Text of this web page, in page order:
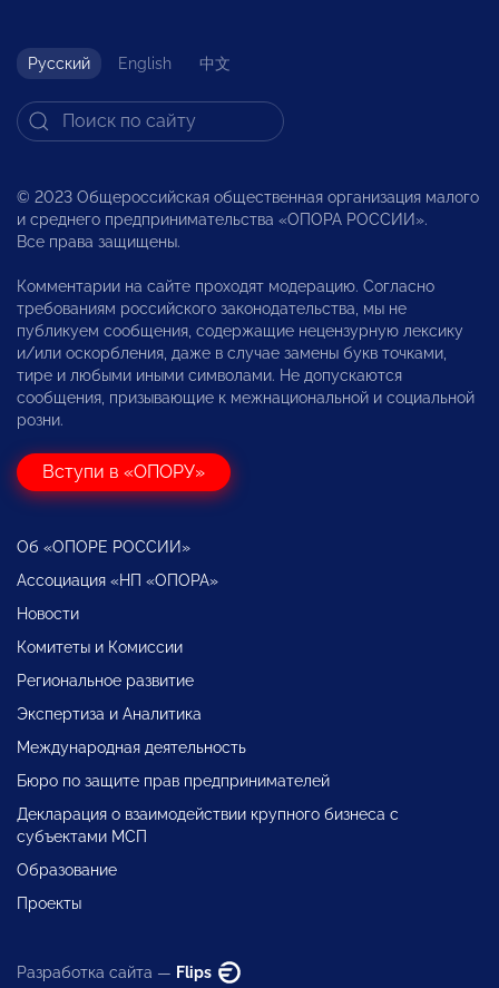
Русский English 中文
© 2023 Общероссийская общественная организация малого
и среднего предпринимательства «ОПОРА РОССИИ».
Все права защищены.
Комментарии на сайте проходят модерацию. Согласно
требованиям российского законодательства, мы не
публикуем сообщения, содержащие нецензурную лексику
и/или оскорбления, даже в случае замены букв точками,
тире и любыми иными символами. Не допускаются
сообщения, призывающие к межнациональной и социальной
розни.
Вступи в «ОПОРУ»
Об «ОПОРЕ РОССИИ»
Ассоциация «НП «ОПОРА»
Новости
Комитеты и Комиссии
Региональное развитие
Экспертиза и Аналитика
Международная деятельность
Бюро по защите прав предпринимателей
Декларация о взаимодействии крупного бизнеса с
субъектами МСП
Образование
Проекты
Разработка сайта — Flips